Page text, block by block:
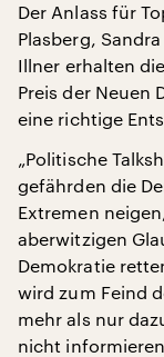
Der Anlass für
Plasberg,
Illner erhalten
Preis der Neuen
eine richtige
„Politische
gefährden die
Extremen
aberwitzigen
Demokratie
wird zum Feind
mehr als nur
nicht